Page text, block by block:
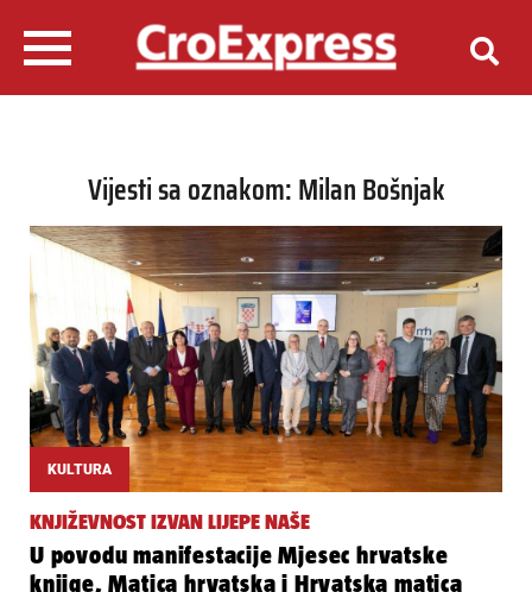
Vijesti sa oznakom: Milan Bošnjak
KULTURA
KNJIŽEVNOST IZVAN LIJEPE NAŠE
U povodu manifestacije Mjesec hrvatske
knjige, Matica hrvatska i Hrvatska matica